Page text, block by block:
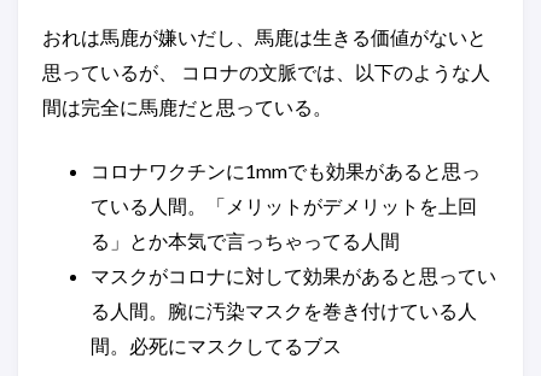
おれは馬鹿が嫌いだし、馬鹿は生きる価値がないと
思っているが、 コロナの文脈では、以下のような人
間は完全に馬鹿だと思っている。
コロナワクチンに1mmでも効果があると思っ
ている人間。「メリットがデメリットを上回
る」とか本気で言っちゃってる人間
マスクがコロナに対して効果があると思ってい
る人間。腕に汚染マスクを巻き付けている人
間。必死にマスクしてるブス